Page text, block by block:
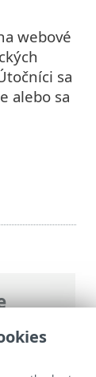
>
webové
sa
alebo sa